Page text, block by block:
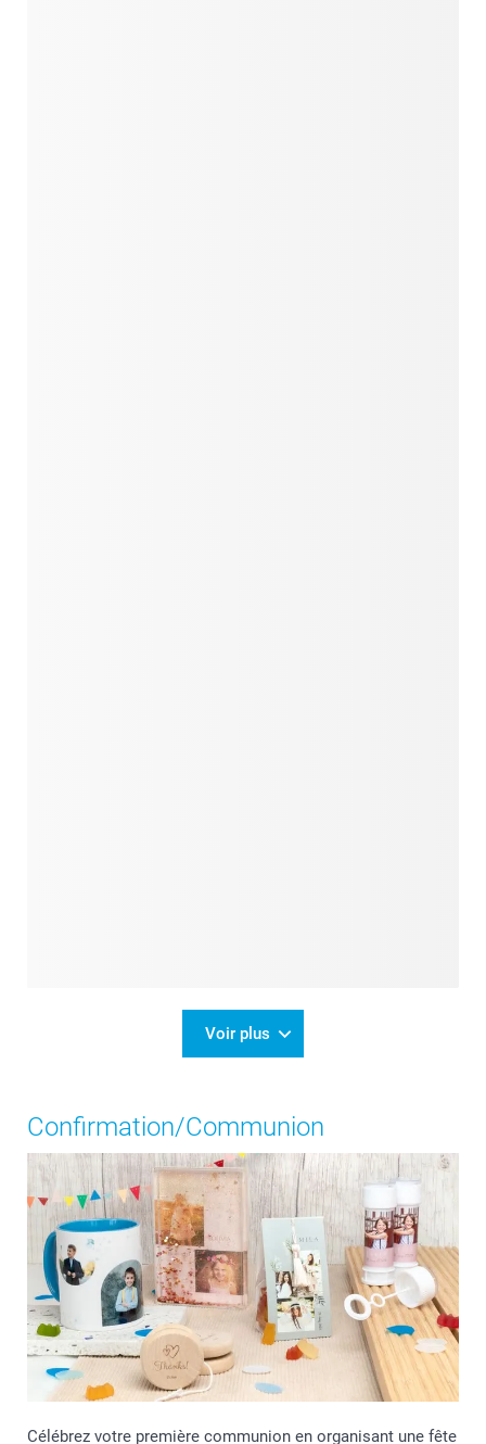
Voir plus
Confirmation/Communion
Célébrez votre première communion en organisant une fête